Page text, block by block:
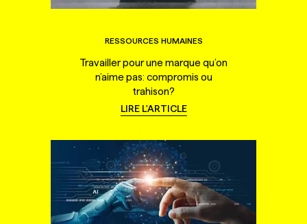
RESSOURCES HUMAINES
Travailler pour une marque qu’on
n’aime pas: compromis ou
trahison?
LIRE L'ARTICLE